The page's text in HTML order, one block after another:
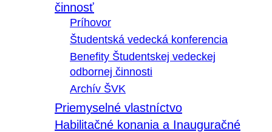
činnosť
Príhovor
Študentská vedecká konferencia
Benefity Študentskej vedeckej
odbornej činnosti
Archív ŠVK
Priemyselné vlastníctvo
Habilitačné konania a Inauguračné